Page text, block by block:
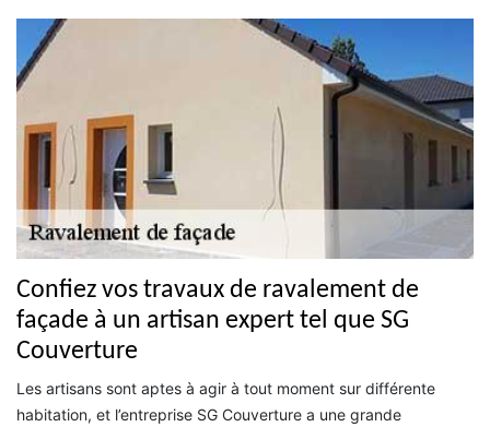
Confiez vos travaux de ravalement de
façade à un artisan expert tel que SG
Couverture
Les artisans sont aptes à agir à tout moment sur différente
habitation, et l’entreprise SG Couverture a une grande